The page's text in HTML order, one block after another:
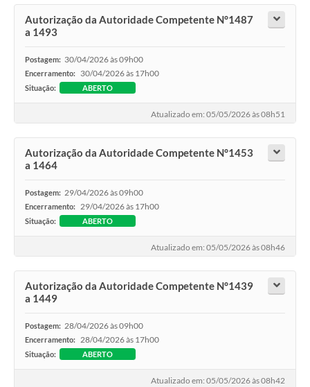
Autorização da Autoridade Competente N°1487
a 1493
Postagem: 30/04/2026 às 09h00
Encerramento: 30/04/2026 às 17h00
Situação: ABERTO
Atualizado em: 05/05/2026 às 08h51
Autorização da Autoridade Competente N°1453
a 1464
Postagem: 29/04/2026 às 09h00
Encerramento: 29/04/2026 às 17h00
Situação: ABERTO
Atualizado em: 05/05/2026 às 08h46
Autorização da Autoridade Competente N°1439
a 1449
Postagem: 28/04/2026 às 09h00
Encerramento: 28/04/2026 às 17h00
Situação: ABERTO
Atualizado em: 05/05/2026 às 08h42